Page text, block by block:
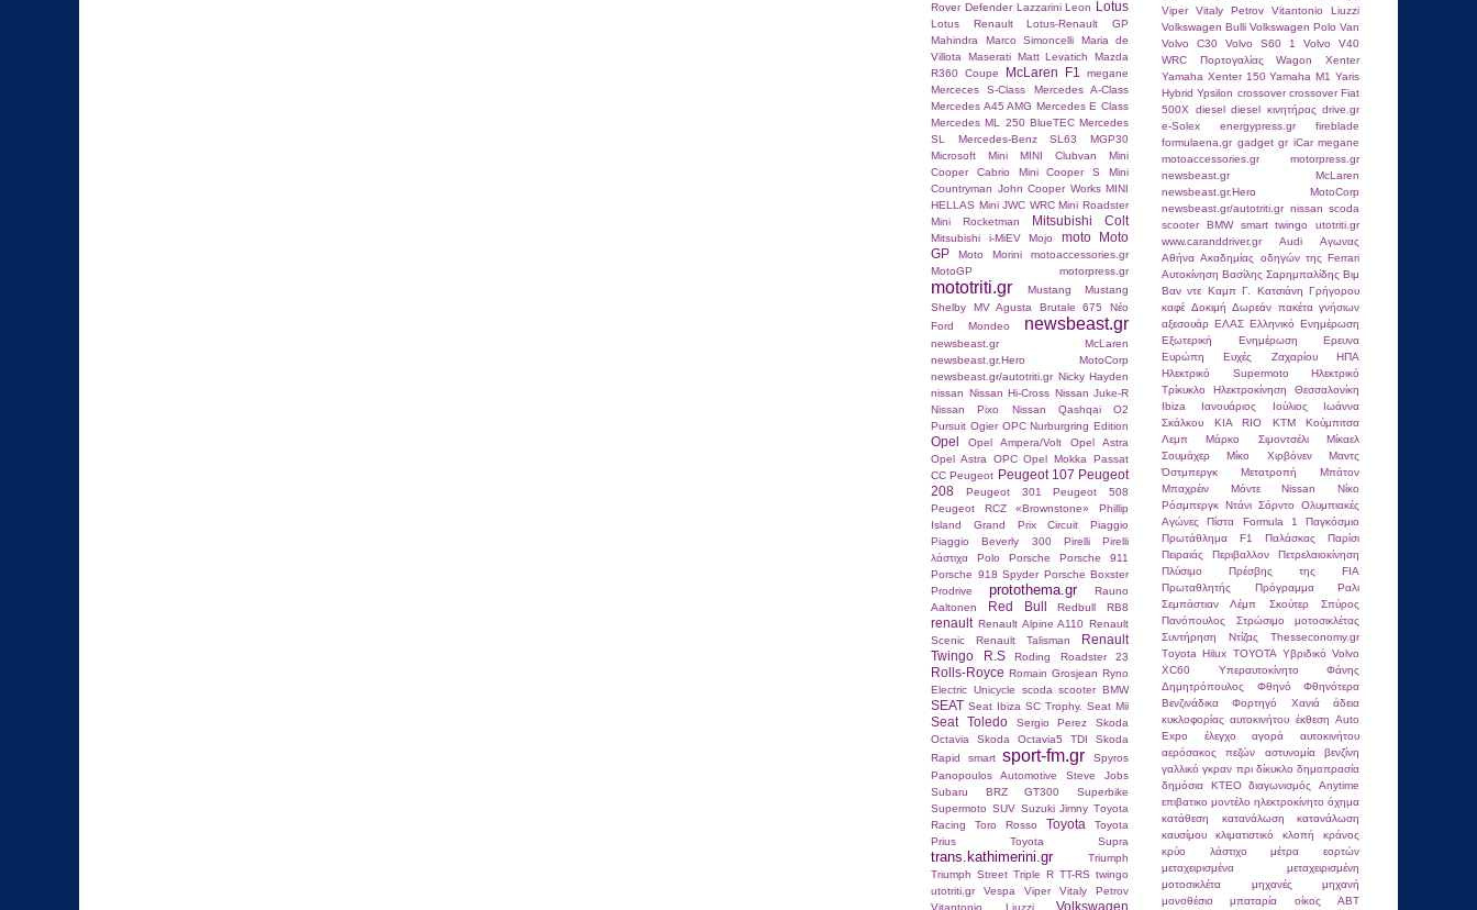
Rover Defender Lazzarini Leon Lotus
Lotus Renault
Lotus-Renault GP
Mahindra
Marco Simoncelli
Maria de
Villota
Maserati Matt Levatich
Mazda
R360 Coupe
McLaren F1
megane
Merceces S-Class
Mercedes A-Class
Mercedes A45 AMG Mercedes E Class
Mercedes ML 250 BlueTEC Mercedes
SL
Mercedes-Benz SL63
MGP30
Microsoft
Mini MINI Clubvan
Mini
Cooper Cabrio
Mini Cooper S
Mini
Countryman John Cooper Works MINI
HELLAS Mini JWC WRC Mini Roadster
Mini Rocketman
Mitsubishi Colt
Mitsubishi i-MiEV Mojo moto
Moto
GP
Moto Morini
motoaccessories.gr
MotoGP
motorpress.gr
mototriti.gr Mustang
Mustang
Shelby
MV Agusta Brutale 675
Nέο
Ford Mondeo
newsbeast.gr
newsbeast.gr McLaren
newsbeast.gr.Hero MotoCorp
newsbeast.gr/autotriti.gr Nicky Hayden
nissan Nissan Hi-Cross Nissan Juke-R
Nissan Pixo
Nissan Qashqai
O2
Pursuit Ogier OPC Nurburgring Edition
Opel Opel Ampera/Volt
Opel Astra
Opel Astra OPC Opel Mokka
Passat
CC Peugeot Peugeot 107 Peugeot
208
Peugeot 301
Peugeot 508
Peugeot RCZ «Brownstone»
Phillip
Island Grand Prix Circuit
Piaggio
Piaggio Beverly 300
Pirelli
Pirelli
λάστιχα
Polo Porsche
Porsche 911
Porsche 918 Spyder Porsche Boxster
Prodrive
protothema.gr
Rauno
Aaltonen
Red Bull Redbull RB8
renault Renault Alpine A110 Renault
Scenic
Renault Talisman
Renault
Twingo R.S
Roding Roadster 23
Rolls-Royce Romain Grosjean Ryno
Electric Unicycle
scoda scooter BMW
SEAT Seat Ibiza SC Trophy. Seat Mii
Seat Toledo Sergio Perez
Skoda
Octavia
Skoda Octavia5 TDI
Skoda
Rapid
smart sport-fm.gr
Spyros
Panopoulos Autοmotive
Steve Jobs
Subaru BRZ GT300
Superbike
Supermoto SUV Suzuki Jimny Tοyota
Racing
Toro Rosso Toyota
Toyota
Prius
Toyota Supra
trans.kathimerini.gr
Triumph
Triumph Street Triple R TT-RS twingo
utotriti.gr
Vespa Viper
Vitaly Petrov
Vitantonio Liuzzi
Volkswagen
Viper
Vitaly Petrov
Vitantonio Liuzzi
Volkswagen Bulli Volkswagen Polo Van
Volvo C30
Volvo S60 1
Volvo V40
WRC Πορτογαλίας
Wagon
Xenter
Yamaha Xenter 150 Yamaha Μ1 Yaris
Hybrid Ypsilon crossover crossover Fiat
500X
diesel diesel κινητήρας drive.gr
e-Solex
energypress.gr
fireblade
formulaena.gr gadget gr iCar megane
motoaccessories.gr
motorpress.gr
newsbeast.gr McLaren
newsbeast.gr.Hero MotoCorp
newsbeast.gr/autotriti.gr nissan scoda
scooter BMW
smart twingo
utotriti.gr
www.caranddriver.gr
Αudi
Αγωνας
Αθήνα Ακαδημίας οδηγών της Ferrari
Αυτοκίνηση Βασίλης Σαρημπαλίδης Βιμ
Βαν ντε Καμπ Γ. Κατσιάνη Γρήγορου
καφέ Δοκιμή Δωρεάν πακέτα γνήσιων
αξεσουάρ ΕΛΑΣ Ελληνικό Ενημέρωση
Εξωτερική Ενημέρωση
Ερευνα
Ευρώπη
Ευχές Ζαχαρίου
ΗΠΑ
Ηλεκτρικό Supermoto
Ηλεκτρικό
Τρίκυκλο
Ηλεκτροκίνηση
Θεσσαλονίκη
Ιbiza
Ιανουάριος Ιούλιος
Ιωάννα
Σκάλκου
ΚΙΑ RIO ΚΤΜ
Κούμπιτσα
Λεμπ
Μάρκο Σιμοντσέλι
Μίκαελ
Σουμάχερ
Μίκο Χιρβόνεν
Μαντς
Όστμπεργκ
Μετατροπή
Μπάτον
Μπαχρέιν
Μόντε Νissan
Νίκο
Ρόσμπεργκ Ντάνι Σόρντο
Ολυμπιακές
Αγώνες
Πίστα Formula 1
Παγκόσμιο
Πρωτάθλημα F1
Παλάσκας
Παρίσι
Πειραιάς
Περιβαλλον
Πετρελαιοκίνηση
Πλύσιμο
Πρέσβης της FIA
Πρωταθλητής
Πρόγραμμα
Ραλι
Σεμπάστιαν Λέμπ
Σκούτερ
Σπύρος
Πανόπουλος
Στρώσιμο μοτοσικλέτας
Συντήρηση Ντίζας
Τhesseconomy.gr
Τoyota Hilux ΤΟΥΟΤΑ Υβριδικό Volvo
XC60
Υπεραυτοκίνητο
Φάνης
Δημητρόπουλος
Φθηνό
Φθηνότερα
Βενζινάδικα
Φορτηγό Χανιά
άδεια
κυκλοφορίας αυτοκινήτου έκθεση Auto
Expo
έλεγχο
αγορά αυτοκινήτου
αερόσακος πεζών
αστυνομία
βενζίνη
γαλλικό γκραν πρι δίκυκλο δημοπρασία
δημόσια ΚΤΕΟ
διαγωνισμός Anytime
επιβατικο μοντέλο ηλεκτροκίνητο όχημα
κατάθεση
κατανάλωση
κατανάλωση
καυσίμου
κλιματιστικό κλοπή
κράνος
κρύο
λάστιχο
μέτρα εορτών
μεταχειρισμένα
μεταχειρισμένη
μοτοσικλέτα
μηχανές
μηχανή
μονοθέσιο
μπαταρία οίκος ABT